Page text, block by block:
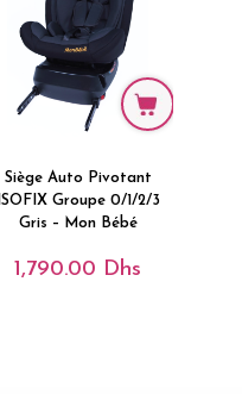
Siège Auto Pivotant
ISOFIX Groupe 0/1/2/3
Gris – Mon Bébé
1,790.00 Dhs